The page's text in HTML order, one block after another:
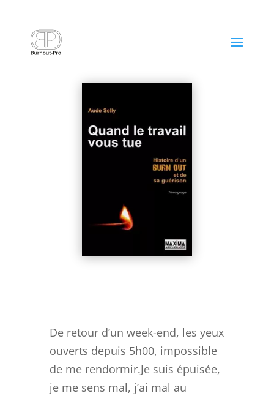
Quand le travail vous tue
19 Déc 2022
De retour d’un week-end, les yeux
ouverts depuis 5h00, impossible
de me rendormir.Je suis épuisée,
je me sens mal, j’ai mal au